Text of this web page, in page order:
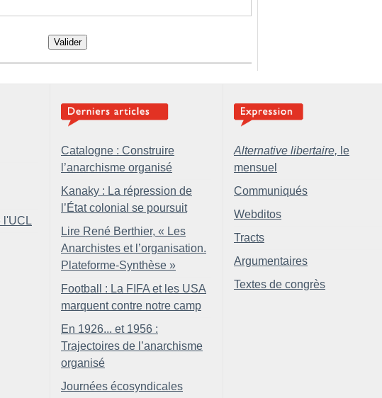
Valider
l'UCL
Catalogne : Construire
l’anarchisme organisé
Kanaky : La répression de
l’État colonial se poursuit
Lire René Berthier, « Les
Anarchistes et l’organisation.
Plateforme-Synthèse »
Football : La FIFA et les USA
marquent contre notre camp
En 1926... et 1956 :
Trajectoires de l’anarchisme
organisé
Journées écosyndicales
Alternative libertaire, le
mensuel
Communiqués
Webditos
Tracts
Argumentaires
Textes de congrès